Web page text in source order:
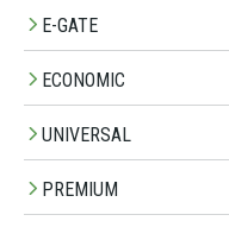
E-GATE
ECONOMIC
UNIVERSAL
PREMIUM